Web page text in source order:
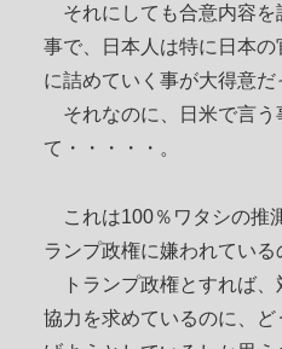
それにしても合意内容を
事で、日本人は特に日本
に詰めていく事が大得意
それなのに、日米で言う
て・・・・・。
これは100％ワタシの推
ランプ政権に嫌われている
トランプ政権とすれば、
協力を求めているのに、